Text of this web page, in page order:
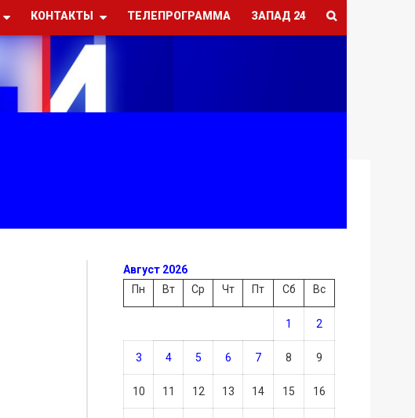
КОНТАКТЫ ТЕЛЕПРОГРАММА ЗАПАД 24
Август 2026
Пн
Вт Ср Чт Пт Сб Вс
1 2
3 4 5 6 7 8 9
10 11 12 13 14 15 16